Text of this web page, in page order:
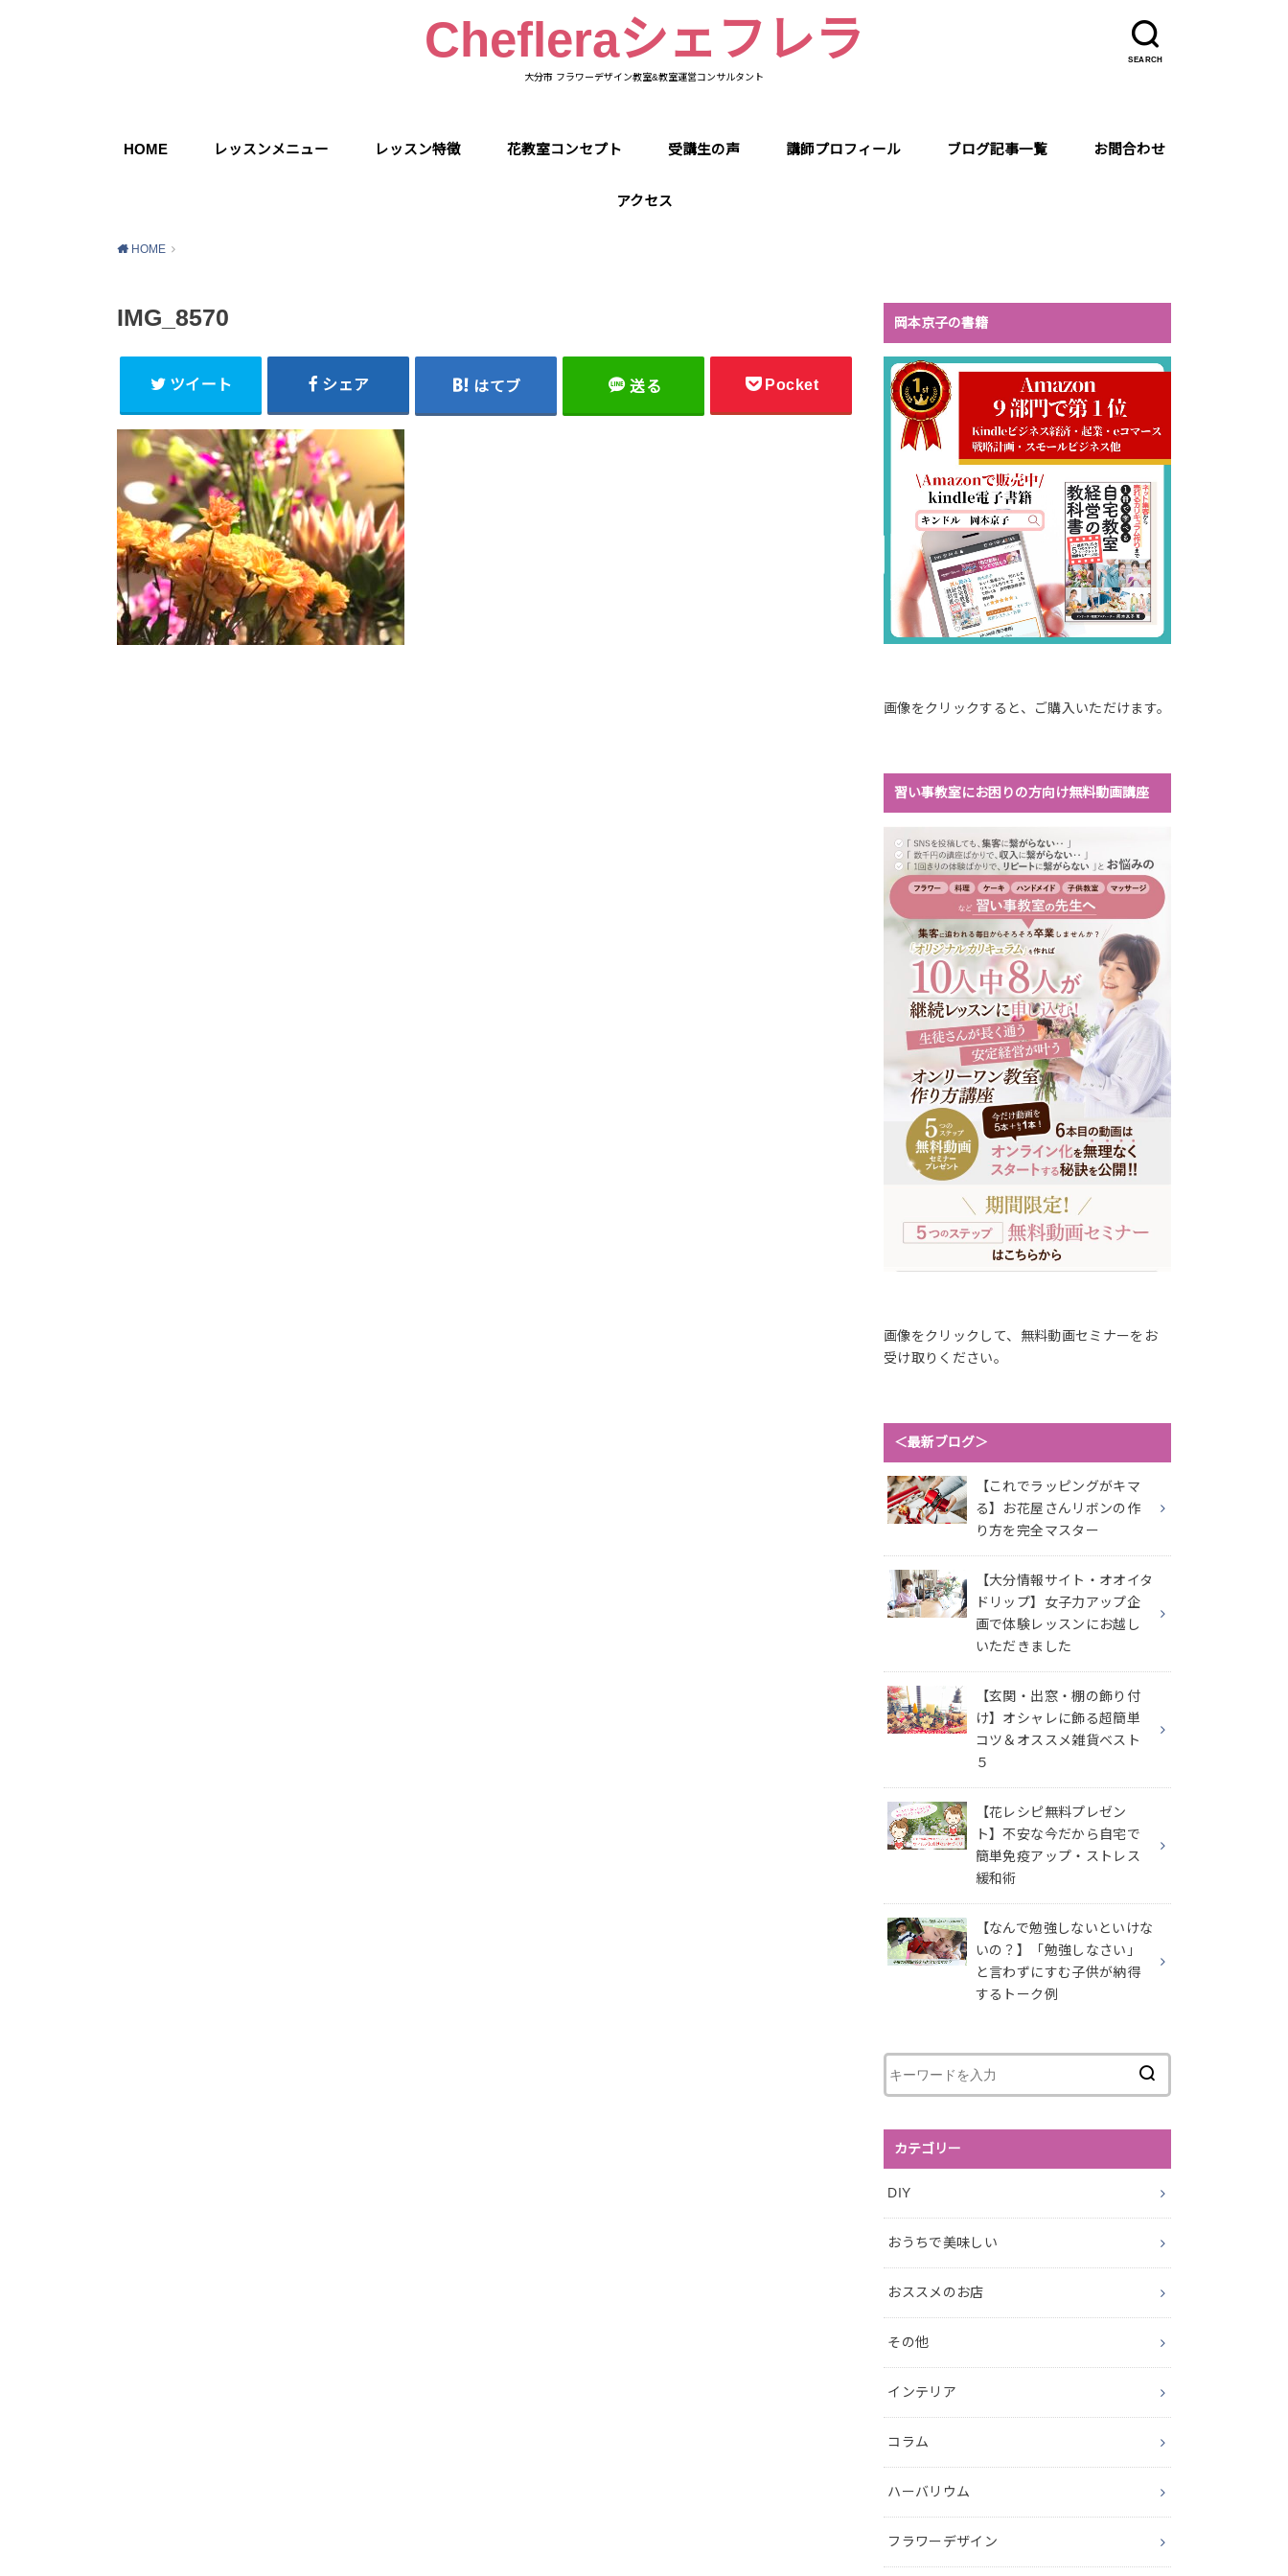
SEARCH
Chefleraシェフレラ
大分市 フラワーデザイン教室&教室運営コンサルタント
HOME レッスンメニュー レッスン特徴 花教室コンセプト 受講生の声 講師プロフィール ブログ記事一覧 お問合わせ
アクセス
HOME
IMG_8570
ツイート シェア はてブ 送る Pocket
岡本京子の書籍
画像をクリックすると、ご購入いただけます。
習い事教室にお困りの方向け無料動画講座
画像をクリックして、無料動画セミナーをお
受け取りください。
＜最新ブログ＞
【これでラッピングがキマ
る】お花屋さんリボンの作
り方を完全マスター
【大分情報サイト・オオイタ
ドリップ】女子力アップ企
画で体験レッスンにお越し
いただきました
【玄関・出窓・棚の飾り付
け】オシャレに飾る超簡単
コツ＆オススメ雑貨ベスト
５
【花レシピ無料プレゼン
ト】不安な今だから自宅で
簡単免疫アップ・ストレス
緩和術
【なんで勉強しないといけな
いの？】「勉強しなさい」
と言わずにすむ子供が納得
するトーク例
カテゴリー
DIY
おうちで美味しい
おススメのお店
その他
インテリア
コラム
ハーバリウム
フラワーデザイン